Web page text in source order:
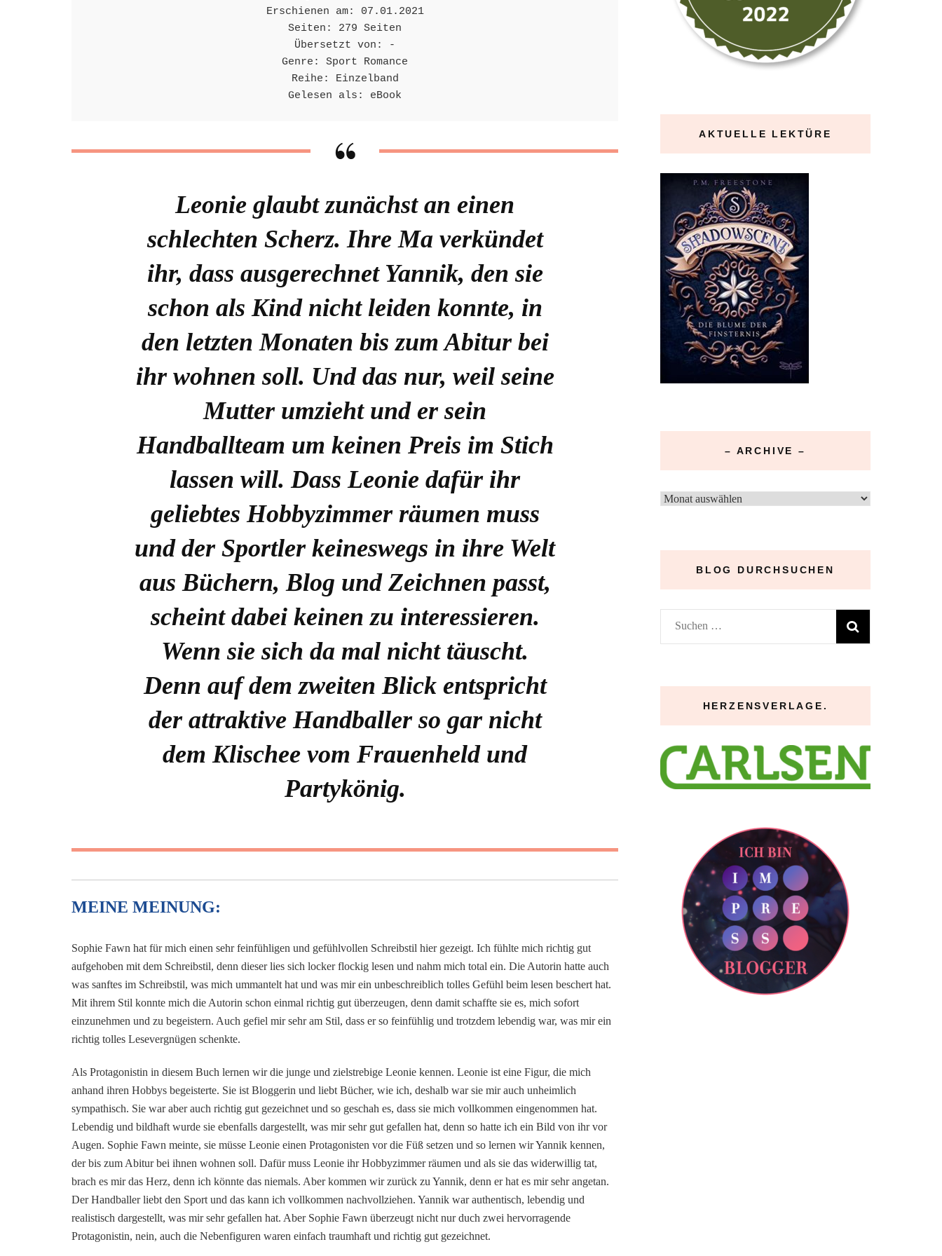
Erschienen am: 07.01.2021
Seiten: 279 Seiten
Übersetzt von: -
Genre: Sport Romance
Reihe: Einzelband
Gelesen als: eBook
Leonie glaubt zunächst an einen
schlechten Scherz. Ihre Ma verkündet
ihr, dass ausgerechnet Yannik, den sie
schon als Kind nicht leiden konnte, in
den letzten Monaten bis zum Abitur bei
ihr wohnen soll. Und das nur, weil seine
Mutter umzieht und er sein
Handballteam um keinen Preis im Stich
lassen will. Dass Leonie dafür ihr
geliebtes Hobbyzimmer räumen muss
und der Sportler keineswegs in ihre Welt
aus Büchern, Blog und Zeichnen passt,
scheint dabei keinen zu interessieren.
Wenn sie sich da mal nicht täuscht.
Denn auf dem zweiten Blick entspricht
der attraktive Handballer so gar nicht
dem Klischee vom Frauenheld und
Partykönig.
MEINE MEINUNG:
Sophie Fawn hat für mich einen sehr feinfühligen und gefühlvollen Schreibstil hier gezeigt. Ich fühlte mich richtig gut
aufgehoben mit dem Schreibstil, denn dieser lies sich locker flockig lesen und nahm mich total ein. Die Autorin hatte auch
was sanftes im Schreibstil, was mich ummantelt hat und was mir ein unbeschreiblich tolles Gefühl beim lesen beschert hat.
Mit ihrem Stil konnte mich die Autorin schon einmal richtig gut überzeugen, denn damit schaffte sie es, mich sofort
einzunehmen und zu begeistern. Auch gefiel mir sehr am Stil, dass er so feinfühlig und trotzdem lebendig war, was mir ein
richtig tolles Lesevergnügen schenkte.
Als Protagonistin in diesem Buch lernen wir die junge und zielstrebige Leonie kennen. Leonie ist eine Figur, die mich
anhand ihren Hobbys begeisterte. Sie ist Bloggerin und liebt Bücher, wie ich, deshalb war sie mir auch unheimlich
sympathisch. Sie war aber auch richtig gut gezeichnet und so geschah es, dass sie mich vollkommen eingenommen hat.
Lebendig und bildhaft wurde sie ebenfalls dargestellt, was mir sehr gut gefallen hat, denn so hatte ich ein Bild von ihr vor
Augen. Sophie Fawn meinte, sie müsse Leonie einen Protagonisten vor die Füß setzen und so lernen wir Yannik kennen,
der bis zum Abitur bei ihnen wohnen soll. Dafür muss Leonie ihr Hobbyzimmer räumen und als sie das widerwillig tat,
brach es mir das Herz, denn ich könnte das niemals. Aber kommen wir zurück zu Yannik, denn er hat es mir sehr angetan.
Der Handballer liebt den Sport und das kann ich vollkommen nachvollziehen. Yannik war authentisch, lebendig und
realistisch dargestellt, was mir sehr gefallen hat. Aber Sophie Fawn überzeugt nicht nur duch zwei hervorragende
Protagonistin, nein, auch die Nebenfiguren waren einfach traumhaft und richtig gut gezeichnet.
AKTUELLE LEKTÜRE
– ARCHIVE –
–
BLOG DURCHSUCHEN
Suchen
nach:
HERZENSVERLAGE.